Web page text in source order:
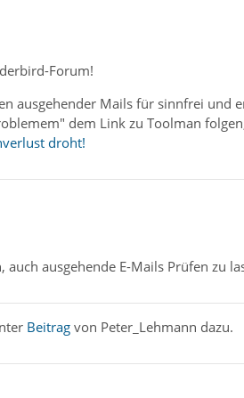
Forum!
ausgehender Mails für sinnfrei
dem Link zu Toolman
droht!
auch ausgehende E-Mails Prüfen zu
Beitragvon Peter_Lehmann dazu.